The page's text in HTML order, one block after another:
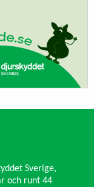
Sverige,
och runt 44